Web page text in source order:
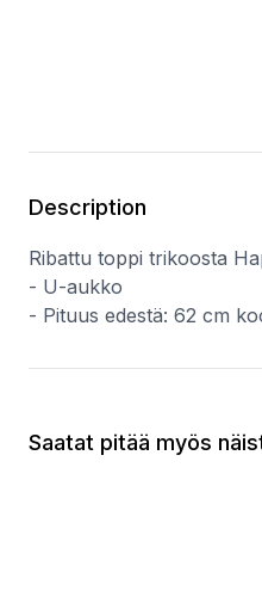
Description
Ribattu toppi trikoosta
- U-aukko
- Pituus edestä: 62 cm
Saatat pitää myös